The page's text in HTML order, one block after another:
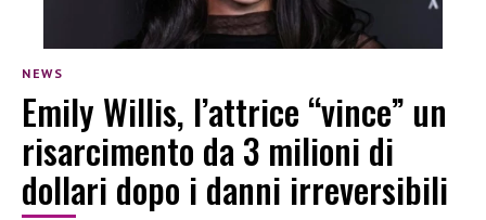
NEWS
Emily Willis, l’attrice “vince” un
risarcimento da 3 milioni di
dollari dopo i danni irreversibili